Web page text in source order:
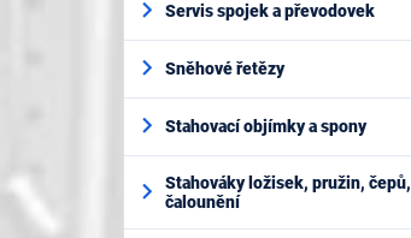
Servis spojek a převodovek
Sněhové řetězy
Stahovací objímky a spony
Stahováky ložisek, pružin, čepů,
čalounění